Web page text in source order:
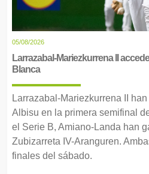
05/08/2026
Larrazabal-Mariezkurrena II
Blanca
Larrazabal-Mariezkurrena II
Albisu en la primera semifinal
el Serie B, Amiano-Landa han
Zubizarreta IV-Aranguren.
finales del sábado.